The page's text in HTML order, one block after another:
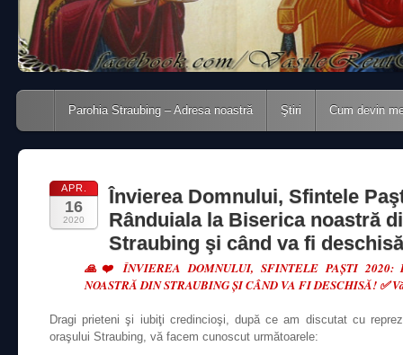
Main menu
Skip to content
Parohia Straubing – Adresa noastră Ştiri Cum devin
APR.
16
2020
Învierea Domnului, Sfintele
Rânduiala la Biserica noastră
Straubing şi când va fi
🙏❤️ ÎNVIEREA DOMNULUI, SFINTELE PAŞTI 2020:
NOASTRĂ DIN STRAUBING ŞI CÂND VA FI DESCHISĂ! ✅
Dragi prieteni şi iubiţi credincioşi, după ce am discutat cu
oraşului Straubing, vă facem cunoscut următoarele: